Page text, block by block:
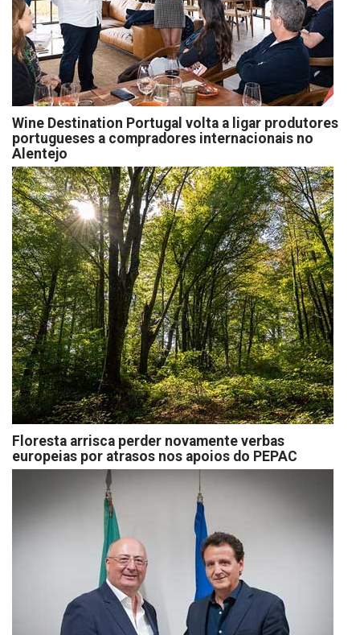
Wine Destination Portugal volta a ligar produtores
portugueses a compradores internacionais no
Alentejo
Floresta arrisca perder novamente verbas
europeias por atrasos nos apoios do PEPAC